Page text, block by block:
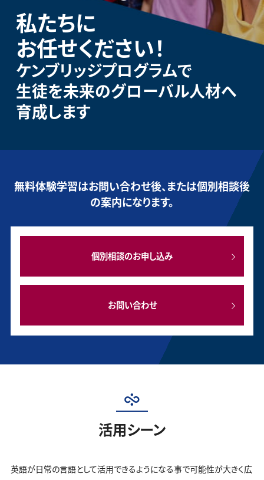
私たちに
お任せください！
ケンブリッジプログラムで
生徒を未来のグローバル人材へ
育成します
無料体験学習はお問い合わせ後、または個別相談後
の案内になります。
個別相談のお申し込み
お問い合わせ
活用シーン
英語が日常の言語として活用できるようになる事で可能性が大きく広